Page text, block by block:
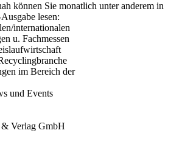
können Sie monatlich unter anderem in
lesen:
internationalen
u. Fachmessen
im Bereich der
und Events
Verlag GmbH